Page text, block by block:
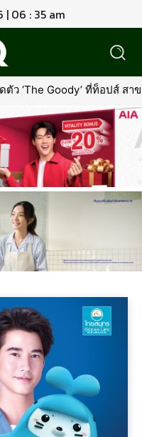
| 06 : 35 am
‘The Goody’ ที่ท็อปส์ สา